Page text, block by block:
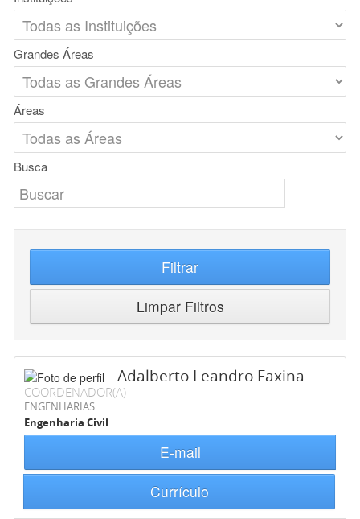
Grandes Áreas
Áreas
Busca
Filtrar
Limpar Filtros
Adalberto Leandro Faxina
COORDENADOR(A)
ENGENHARIAS
Engenharia Civil
E-mail
Currículo